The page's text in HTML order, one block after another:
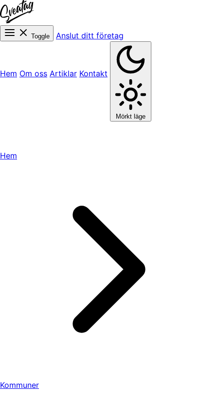
Toggle Anslut ditt företag
Hem Om oss Artiklar Kontakt
Mörkt läge
Hem
Kommuner